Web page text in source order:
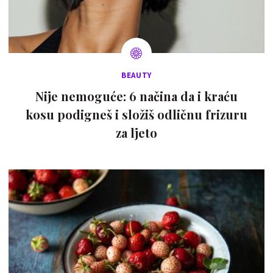
BEAUTY
Nije nemoguće: 6 načina da i kraću
kosu podigneš i složiš odličnu frizuru
za ljeto